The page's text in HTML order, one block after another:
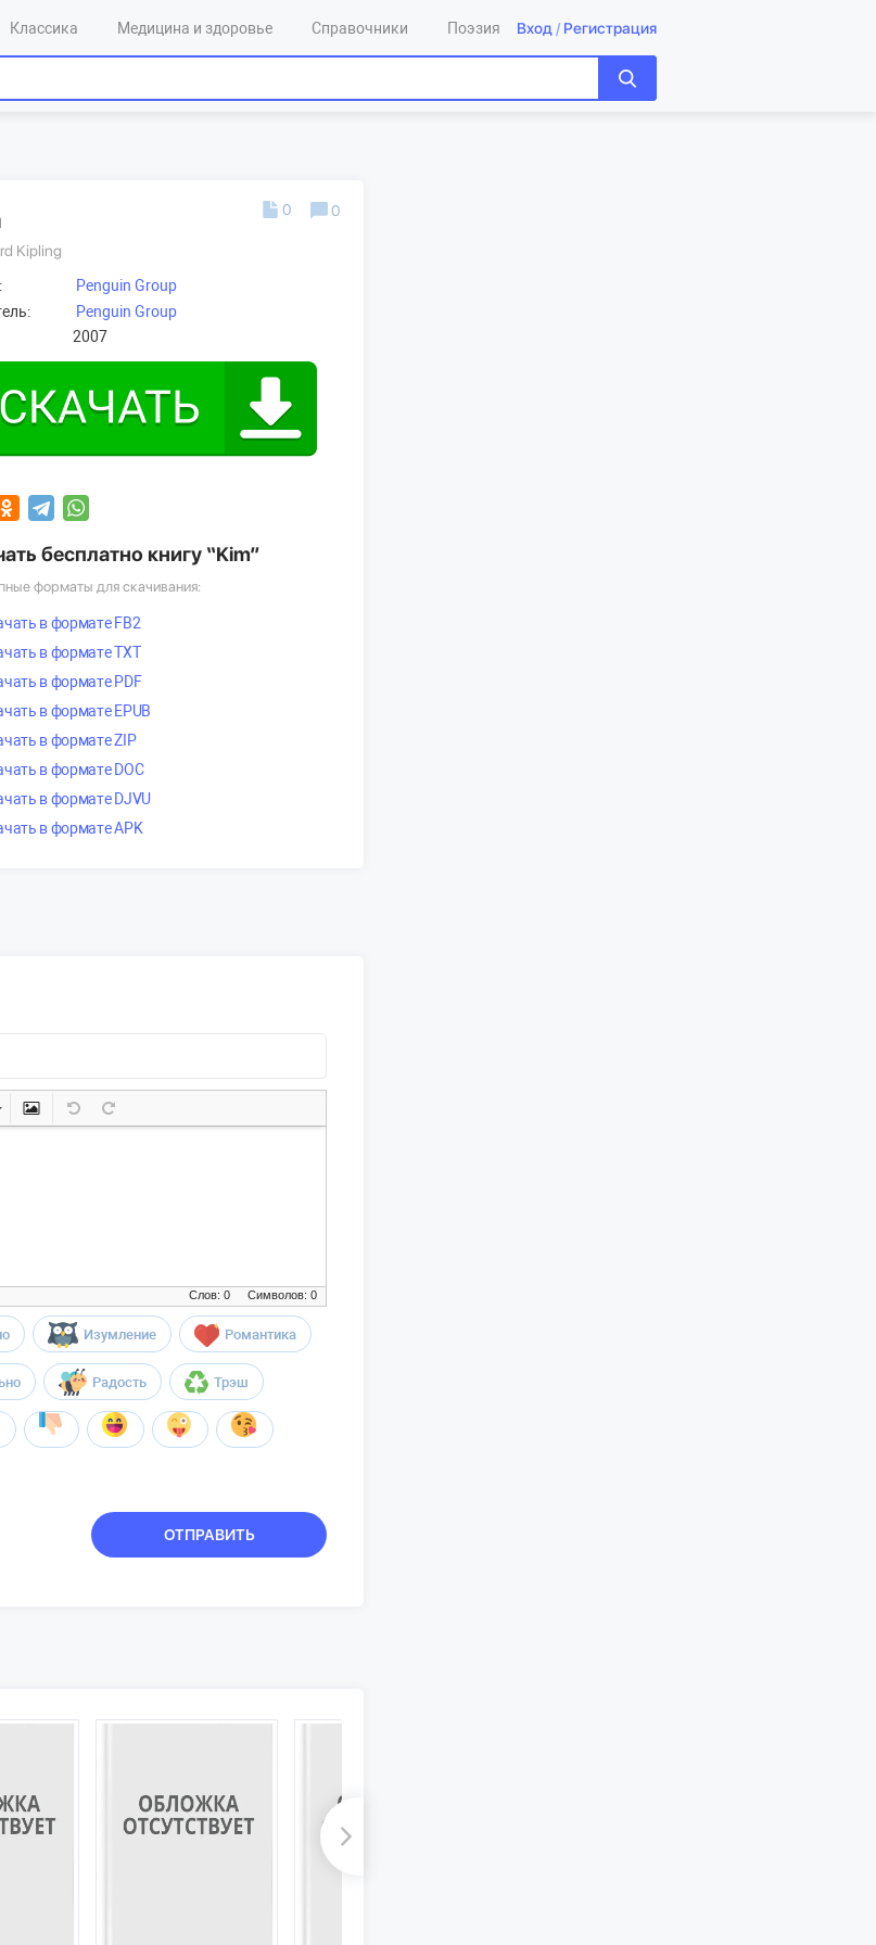
Классика Медицина и здоровье Справочники Поэзия Вход / Регистрация
Kipling
Penguin Group
Penguin Group
2007
0 0
бесплатно книгу “Kim”
форматы для скачивания:
в формате FB2
в формате TXT
в формате PDF
в формате EPUB
в формате ZIP
в формате DOC
в формате DJVU
в формате APK
Символов: 0
Слов: 0
Изумление Романтика
Радость Трэш
ОТПРАВИТЬ